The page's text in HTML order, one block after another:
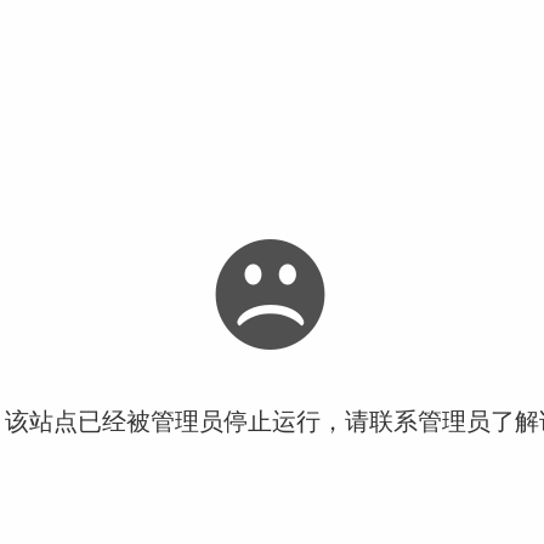
站点已经被管理员停止运行，请联系管理员了